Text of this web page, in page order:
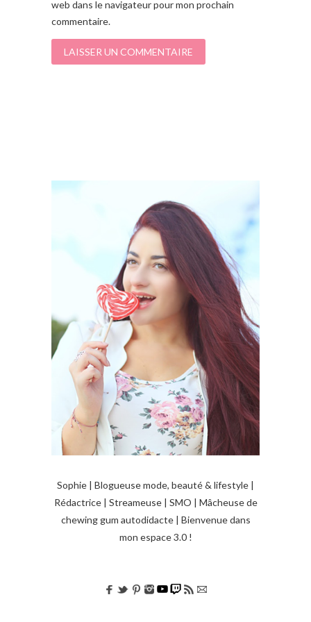
web dans le navigateur pour mon prochain
commentaire.
Sophie | Blogueuse mode, beauté & lifestyle |
Rédactrice | Streameuse | SMO | Mâcheuse de
chewing gum autodidacte | Bienvenue dans
mon espace 3.0 !